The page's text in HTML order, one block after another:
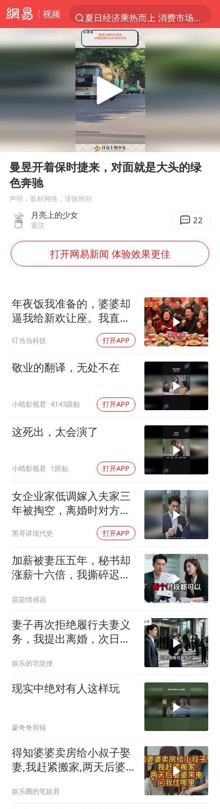
视频
于东来回应胖东来近25年老店年底关闭
以拒绝“和平委员会”的加沙和平计划
浙江省甬江发生2026年第1号洪水
独闯南太行的失联女生最后轨迹已确认
美将每月供乌爱国者拦截导弹
全球最大级别运输船通过长江大桥
央视新主播李秋莹母校发文祝贺
香港刷新1884年以来最高气温纪录
上海全力守护市民“菜篮子”
宝妈给四胞胎取名平安喜乐
BLG经理辟谣Bin离队
总书记点赞的非遗苗绣焕发新生机
Play
00:00 00:22
曼昱开着保时捷来，对面就是大头的绿
色奔驰
声明：取材网络，谨慎辨别
月亮上的少女
重庆 22
打开网易新闻 体验效果更佳
年夜饭我准备的，婆婆却
逼我给新欢让座。我直接
离开，半小时后全家哭着
求我回去
叮当当科技 打开APP
敬业的翻译，无处不在
小晴影视君 4143跟贴 打开APP
这死出，太会演了
小晴影视君 1跟贴 打开APP
女企业家低调嫁入夫家三
年被掏空，离婚时对方才
黑哥讲现代史 打开APP
加薪被妻压五年，秘书却
涨薪十六倍，我撕碎迟到
苗苗情感说
妻子再次拒绝履行夫妻义
务，我提出离婚，次日前
娱乐的宅急便
现实中绝对有人这样玩
蒙奇奇剪辑
得知婆婆卖房给小叔子娶
妻,我赶紧搬家,两天后婆
娱乐圈的笔娱君